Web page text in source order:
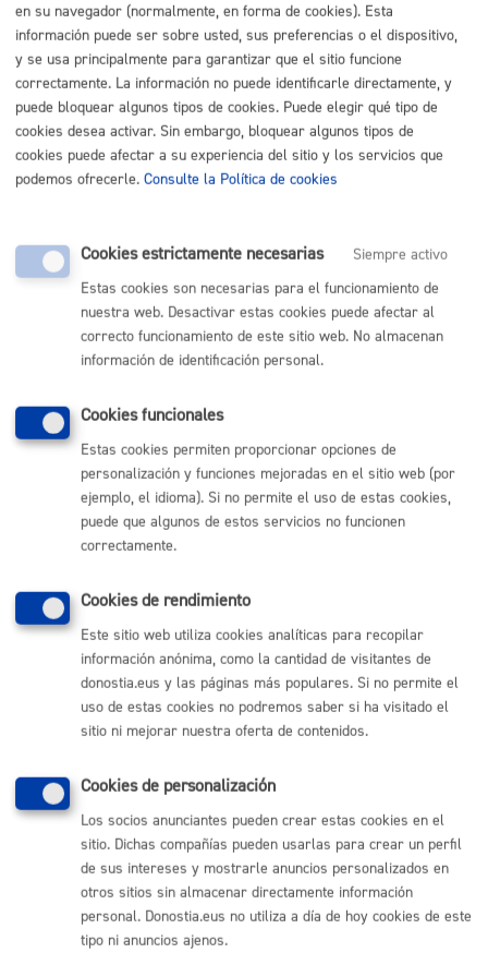
Buscar
Listado completo de Trámites
Busco vivienda, garaje, local
Reserva de la vía pública para acceso de vehículos (vado)
Online con certificado electrónico
PRESENCIAL
TELÉFONO
MÁQUINA
Volver al índice
Comunícate con el Ayuntamiento de Donostia / San
Sebastián
(gratuito desde Donostia / San Sebastián)
Buzón de la ciudadanía
Informar de un error en la web
Enlaces útiles
Ofertas de empleo
Sede electrónica
Mapas - GeoDonostia
Sala de prensa
Mapa web
Otras páginas web corporativas
en su navegador (normalmente, en forma de cookies). Esta
información puede ser sobre usted, sus preferencias o el dispositivo,
y se usa principalmente para garantizar que el sitio funcione
correctamente. La información no puede identificarle directamente, y
puede bloquear algunos tipos de cookies. Puede elegir qué tipo de
cookies desea activar. Sin embargo, bloquear algunos tipos de
cookies puede afectar a su experiencia del sitio y los servicios que
podemos ofrecerle. Consulte la Política de cookies
Cookies estrictamente necesarias
Siempre activo
Estas cookies son necesarias para el funcionamiento de
nuestra web. Desactivar estas cookies puede afectar al
correcto funcionamiento de este sitio web. No almacenan
información de identificación personal.
Cookies funcionales
Estas cookies permiten proporcionar opciones de
personalización y funciones mejoradas en el sitio web (por
ejemplo, el idioma). Si no permite el uso de estas cookies,
puede que algunos de estos servicios no funcionen
correctamente.
Cookies de rendimiento
Este sitio web utiliza cookies analíticas para recopilar
información anónima, como la cantidad de visitantes de
donostia.eus y las páginas más populares. Si no permite el
uso de estas cookies no podremos saber si ha visitado el
sitio ni mejorar nuestra oferta de contenidos.
Cookies de personalización
Los socios anunciantes pueden crear estas cookies en el
sitio. Dichas compañías pueden usarlas para crear un perfil
de sus intereses y mostrarle anuncios personalizados en
otros sitios sin almacenar directamente información
personal. Donostia.eus no utiliza a día de hoy cookies de este
tipo ni anuncios ajenos.